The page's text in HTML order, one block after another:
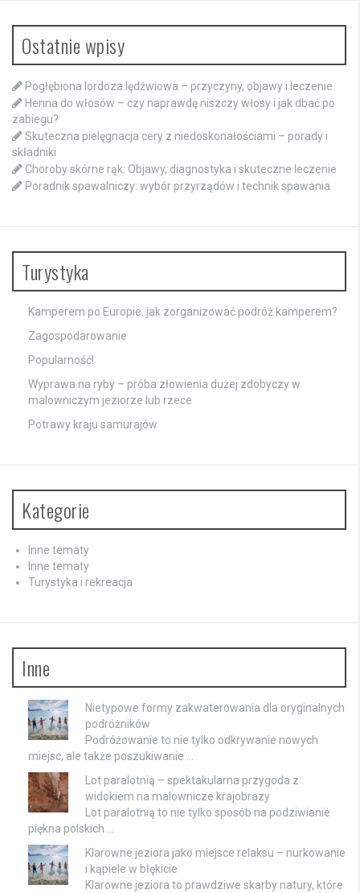
Ostatnie wpisy
Pogłębiona lordoza lędźwiowa – przyczyny, objawy i leczenie
Henna do włosów – czy naprawdę niszczy włosy i jak dbać po
zabiegu?
Skuteczna pielęgnacja cery z niedoskonałościami – porady i
składniki
Choroby skórne rąk: Objawy, diagnostyka i skuteczne leczenie
Poradnik spawalniczy: wybór przyrządów i technik spawania
Turystyka
Kamperem po Europie: jak zorganizować podróż kamperem?
Zagospodarowanie
Popularność!
Wyprawa na ryby – próba złowienia dużej zdobyczy w
malowniczym jeziorze lub rzece
Potrawy kraju samurajów
Kategorie
Inne tematy
Inne tematy
Turystyka i rekreacja
Inne
Nietypowe formy zakwaterowania dla oryginalnych
podróżników
Podróżowanie to nie tylko odkrywanie nowych
miejsc, ale także poszukiwanie …
Lot paralotnią – spektakularna przygoda z
widokiem na malownicze krajobrazy
Lot paralotnią to nie tylko sposób na podziwianie
piękna polskich …
Klarowne jeziora jako miejsce relaksu – nurkowanie
i kąpiele w błękicie
Klarowne jeziora to prawdziwe skarby natury, które